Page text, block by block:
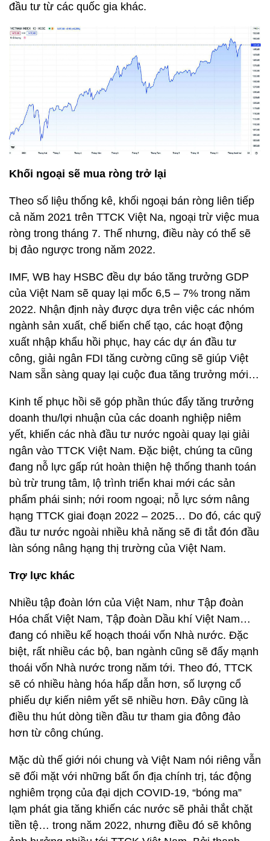
đầu tư từ các quốc gia khác.
Khối ngoại sẽ mua ròng trở lại
Theo số liệu thống kê, khối ngoại bán ròng liên tiếp
cả năm 2021 trên TTCK Việt Na, ngoại trừ việc mua
ròng trong tháng 7. Thế nhưng, điều này có thể sẽ
bị đảo ngược trong năm 2022.
IMF, WB hay HSBC đều dự báo tăng trưởng GDP
của Việt Nam sẽ quay lại mốc 6,5 – 7% trong năm
2022. Nhận định này được dựa trên việc các nhóm
ngành sản xuất, chế biến chế tạo, các hoạt động
xuất nhập khẩu hồi phục, hay các dự án đầu tư
công, giải ngân FDI tăng cường cũng sẽ giúp Việt
Nam sẵn sàng quay lại cuộc đua tăng trưởng mới…
Kinh tế phục hồi sẽ góp phần thúc đẩy tăng trưởng
doanh thu/lợi nhuận của các doanh nghiệp niêm
yết, khiến các nhà đầu tư nước ngoài quay lại giải
ngân vào TTCK Việt Nam. Đặc biệt, chúng ta cũng
đang nỗ lực gấp rút hoàn thiện hệ thống thanh toán
bù trừ trung tâm, lộ trình triển khai mới các sản
phẩm phái sinh; nới room ngoại; nỗ lực sớm nâng
hạng TTCK giai đoạn 2022 – 2025… Do đó, các quỹ
đầu tư nước ngoài nhiều khả năng sẽ đi tắt đón đầu
làn sóng nâng hạng thị trường của Việt Nam.
Trợ lực khác
Nhiều tập đoàn lớn của Việt Nam, như Tập đoàn
Hóa chất Việt Nam, Tập đoàn Dầu khí Việt Nam…
đang có nhiều kế hoạch thoái vốn Nhà nước. Đặc
biệt, rất nhiều các bộ, ban ngành cũng sẽ đẩy mạnh
thoái vốn Nhà nước trong năm tới. Theo đó, TTCK
sẽ có nhiều hàng hóa hấp dẫn hơn, số lượng cổ
phiếu dự kiến niêm yết sẽ nhiều hơn. Đây cũng là
điều thu hút dòng tiền đầu tư tham gia đông đảo
hơn từ công chúng.
Mặc dù thế giới nói chung và Việt Nam nói riêng vẫn
sẽ đối mặt với những bất ổn địa chính trị, tác động
nghiêm trọng của đại dịch COVID-19, “bóng ma”
lạm phát gia tăng khiến các nước sẽ phải thắt chặt
tiền tệ… trong năm 2022, nhưng điều đó sẽ không